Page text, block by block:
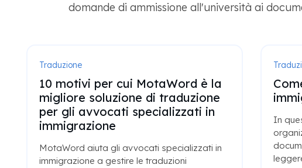
domande di ammissione all'università ai
Traduzione
10 motivi per cui MotaWord è la
migliore soluzione di traduzione
per gli avvocati specializzati in
immigrazione
MotaWord aiuta gli avvocati specializzati in
immigrazione a gestire le traduzioni
In